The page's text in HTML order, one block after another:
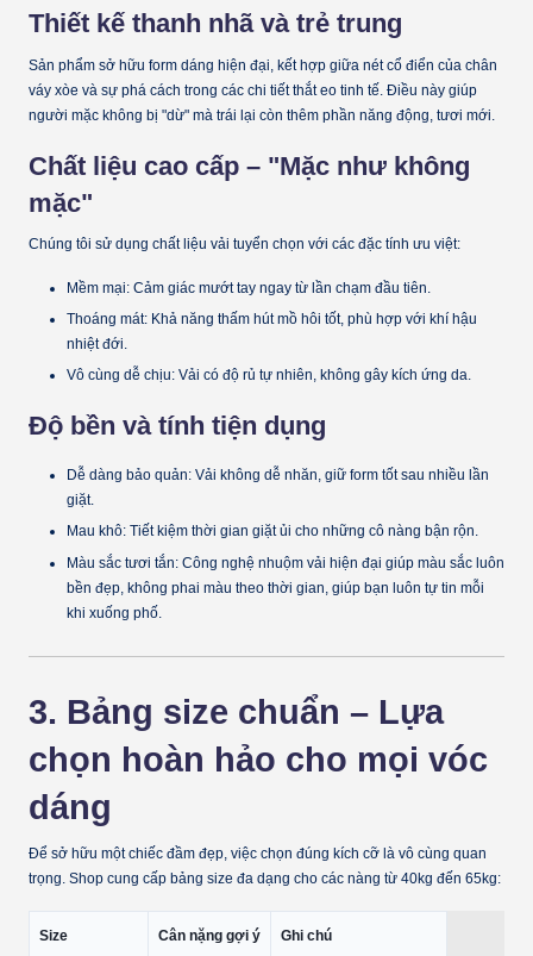
Thiết kế thanh nhã và trẻ trung
Sản phẩm sở hữu form dáng hiện đại, kết hợp giữa nét cổ điển của chân
váy xòe và sự phá cách trong các chi tiết thắt eo tinh tế. Điều này giúp
người mặc không bị "dừ" mà trái lại còn thêm phần năng động, tươi mới.
Chất liệu cao cấp – "Mặc như không
mặc"
Chúng tôi sử dụng chất liệu vải tuyển chọn với các đặc tính ưu việt:
Mềm mại: Cảm giác mướt tay ngay từ lần chạm đầu tiên.
Thoáng mát: Khả năng thấm hút mồ hôi tốt, phù hợp với khí hậu
nhiệt đới.
Vô cùng dễ chịu: Vải có độ rủ tự nhiên, không gây kích ứng da.
Độ bền và tính tiện dụng
Dễ dàng bảo quản: Vải không dễ nhăn, giữ form tốt sau nhiều lần
giặt.
Mau khô: Tiết kiệm thời gian giặt ủi cho những cô nàng bận rộn.
Màu sắc tươi tắn: Công nghệ nhuộm vải hiện đại giúp màu sắc luôn
bền đẹp, không phai màu theo thời gian, giúp bạn luôn tự tin mỗi
khi xuống phố.
3. Bảng size chuẩn – Lựa
chọn hoàn hảo cho mọi vóc
dáng
Để sở hữu một chiếc đầm đẹp, việc chọn đúng kích cỡ là vô cùng quan
trọng. Shop cung cấp bảng size đa dạng cho các nàng từ 40kg đến 65kg:
Size Cân nặng gợi ý Ghi chú